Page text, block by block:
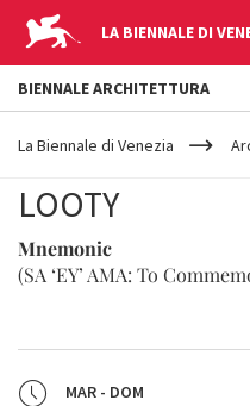
LA BIENNALE DI
YOUR
ARE
La Biennale di Venezia
LOOTY
Mnemonic
(SA ‘EY’ AMA: To
MAR - DOM
BIENNALE ARCHITETTURA